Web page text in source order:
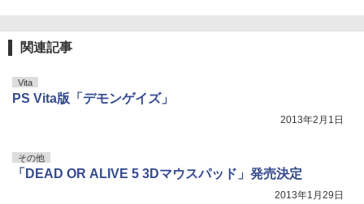
関連記事
Vita
PS Vita版「デモンゲイズ」
2013年2月1日
その他
「DEAD OR ALIVE 5 3Dマウスパッド」発売決定
2013年1月29日